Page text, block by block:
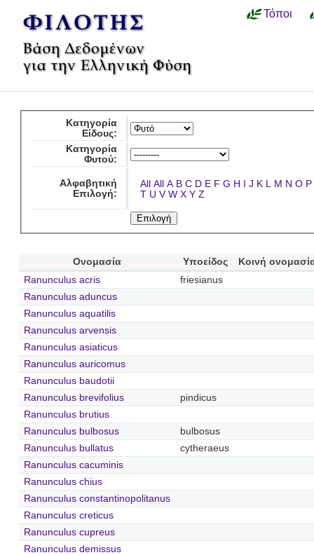
Τόποι
Κατηγορία
Είδους:
Κατηγορία
Φυτού:
Αλφαβητική
Επιλογή:
All All A B C D E F G H I J K L M N O P
T U V W X Y Z
Ονομασία Υποείδος
Κοινή
Ranunculus acris
friesianus
Ranunculus aduncus
Ranunculus aquatilis
Ranunculus arvensis
Ranunculus asiaticus
Ranunculus auricomus
Ranunculus baudotii
Ranunculus brevifolius
pindicus
Ranunculus brutius
Ranunculus bulbosus
bulbosus
Ranunculus bullatus
cytheraeus
Ranunculus cacuminis
Ranunculus chius
Ranunculus constantinopolitanus
Ranunculus creticus
Ranunculus cupreus
Ranunculus demissus